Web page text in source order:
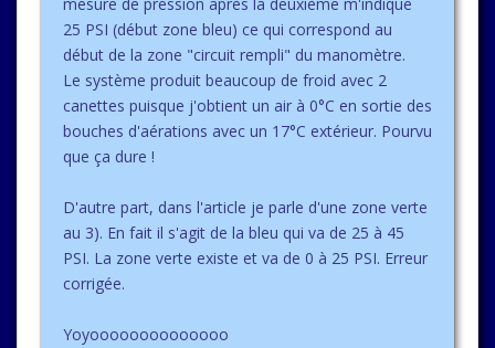
25 PSI (début zone bleu) ce qui correspond au
début de la zone "circuit rempli" du manomètre.
Le système produit beaucoup de froid avec 2
canettes puisque j'obtient un air à 0°C en sortie des
bouches d'aérations avec un 17°C extérieur. Pourvu
que ça dure !
D'autre part, dans l'article je parle d'une zone verte
au 3). En fait il s'agit de la bleu qui va de 25 à 45
PSI. La zone verte existe et va de 0 à 25 PSI. Erreur
corrigée.
Yoyoooooooooooooo